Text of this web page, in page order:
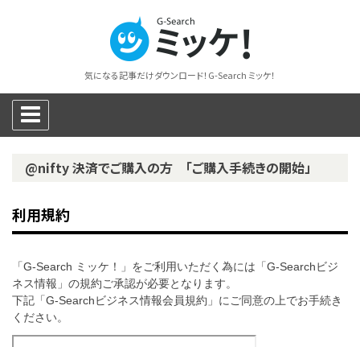
気になる記事だけダウンロード！G-Search ミッケ！
@nifty 決済でご購入の方 「ご購入手続きの開始」
利用規約
「G-Search ミッケ！」をご利用いただく為には「G-Searchビジ
ネス情報」の規約ご承認が必要となります。
下記「G-Searchビジネス情報会員規約」にご同意の上でお手続き
ください。